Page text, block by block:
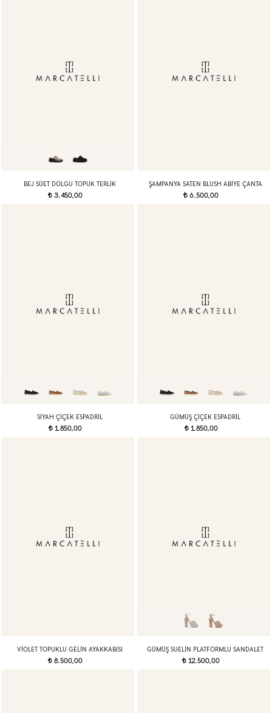
BEJ SÜET DOLGU TOPUK TERLIK
t 3.450,00
ŞAMPANYA SATEN BLUSH ABIYE ÇANTA
t 6.500,00
SIYAH ÇİÇEK ESPADRİL
t 1.850,00
GÜMÜŞ ÇİÇEK ESPADRİL
t1.850,00
VIOLET TOPUKLU GELIN AYAKKABISI
t 8.500,00
GÜMÜŞ SUELIN PLATFORMLU SANDALET
t 12.500,00